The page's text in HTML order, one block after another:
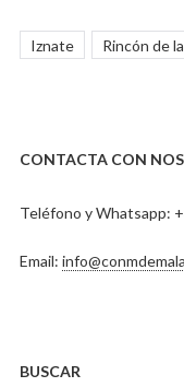
Iznate Rincón de
CONTACTA CON
Teléfono y Whatsapp:
Email:
BUSCAR